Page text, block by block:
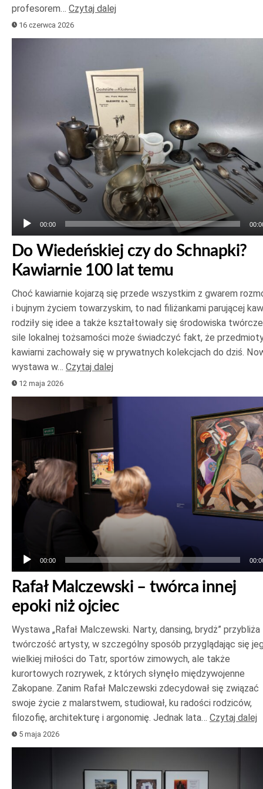
profesorem… Czytaj dalej
16 czerwca 2026
00:00
Do Wiedeńskiej czy do Schnapki?
Kawiarnie 100 lat temu
Choć kawiarnie kojarzą się przede wszystkim z gwarem
i bujnym życiem towarzyskim, to nad filiżankami parującej
rodziły się idee a także kształtowały się środowiska
sile lokalnej tożsamości może świadczyć fakt, że
kawiarni zachowały się w prywatnych kolekcjach do dziś.
wystawa w… Czytaj dalej
12 maja 2026
plików
dźwiękowych
00:00
Rafał Malczewski – twórca innej
epoki niż ojciec
Wystawa „Rafał Malczewski. Narty, dansing, brydż” przybliża
twórczość artysty, w szczególny sposób przyglądając się
wielkiej miłości do Tatr, sportów zimowych, ale także
kurortowych rozrywek, z których słynęło międzywojenne
Zakopane. Zanim Rafał Malczewski zdecydował się związać
swoje życie z malarstwem, studiował, ku radości rodziców,
filozofię, architekturę i argonomię. Jednak lata… Czytaj dalej
5 maja 2026